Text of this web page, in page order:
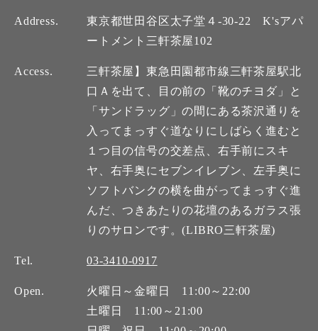
Address.
東京都世田谷区太子堂４-30-22 K'sアパ
ートメント三軒茶屋102
Access.
三軒茶屋】東急田園都市線三軒茶屋駅北
口Ａを出て、目の前の「靴のチヨダ」と
「サンドラッグ」の間にある茶沢通りを
入ってまっすぐ道なりにしばらく進むと
１つ目の信号の交差点、右手前にスキ
ヤ、右手奥にセブンイレブン、左手奥に
ソフトバンクの横を曲がってまっすぐ進
んだ、つきあたりの花壇のあるガラス張
りのサロンです。(LIBRO三軒茶屋)
Tel. 03-3410-0917
Open.
火曜日～金曜日 11:00～22:00
土曜日 11:00～21:00